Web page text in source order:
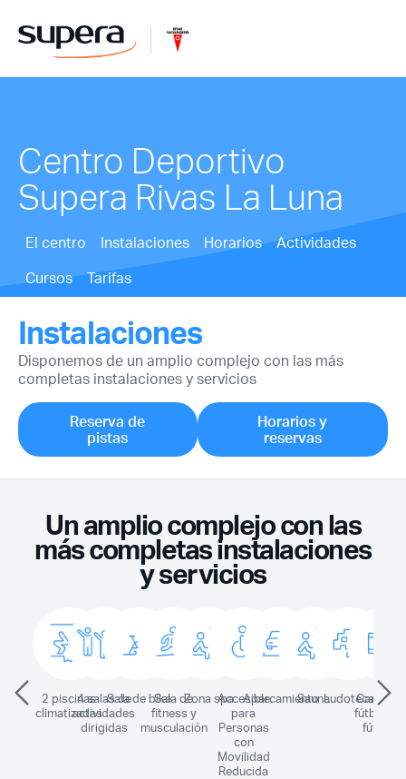
Centro Deportivo
Supera Rivas La Luna
El centro Instalaciones Horarios
Actividades
Cursos
Tarifas
Instalaciones
Disponemos de un amplio complejo con las más
completas instalaciones y servicios
Reserva de
pistas
Horarios y
reservas
Un amplio complejo con las
más completas instalaciones
y servicios
2 piscinas
climatizadas
4 salas de
actividades
dirigidas
Sala de bikeSala de
fitness y
musculación
Zona spaAccesible
para
Personas
con
Movilidad
Reducida
Aparcamiento
SaunaLudotecaCampo
fútbol 11
fútbol 7